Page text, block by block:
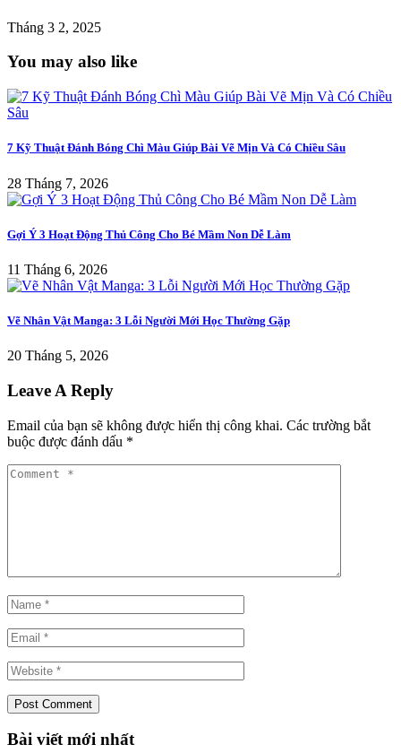
Tháng 3 2, 2025
You may also like
7 Kỹ Thuật Đánh Bóng Chì Màu Giúp Bài Vẽ Mịn Và Có Chiều Sâu
28 Tháng 7, 2026
Gợi Ý 3 Hoạt Động Thủ Công Cho Bé Mầm Non Dễ Làm
11 Tháng 6, 2026
Vẽ Nhân Vật Manga: 3 Lỗi Người Mới Học Thường Gặp
20 Tháng 5, 2026
Leave A Reply
Email của bạn sẽ không được hiển thị công khai. Các trường bắt
buộc được đánh dấu *
Bài viết mới nhất